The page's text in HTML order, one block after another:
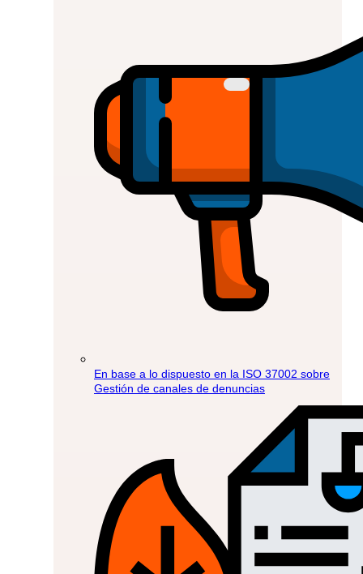
En base a lo dispuesto en la ISO 37002 sobre
Gestión de canales de denuncias